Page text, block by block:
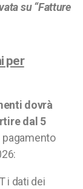
su “Fatture
per
dovrà
dal 5
i dati dei